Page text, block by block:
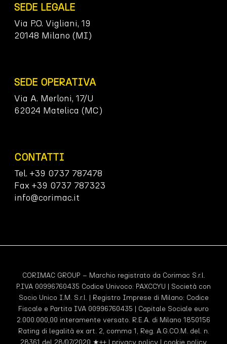
SEDE LEGALE
Via P.O. Vigliani, 19
20148 Milano (MI)
SEDE OPERATIVA
Via A. Merloni, 17/U
62024 Matelica (MC)
CONTATTI
Tel. +39 0737 787478
Fax +39 0737 787323
info@corimac.it
CORIMAC GROUP – Marchio registrato da Corimac S.r.l.
P.IVA 00996760435 Codice Univoco: PAXCCYU | Società con
Socio Unico I.M. S.r.l. | Registro Imprese di Milano: Codice
Fiscale e Partita IVA 00996760435 | Capitale Sociale euro
2.000.000,00 interamente versato. R.E.A. di Milano 1850156
Rating di legalità ex art. 2, comma 1, Reg. A.G.CO.M. del. n.
28361 del 28/07/2020 ★++ | privacy policy | cookie policy